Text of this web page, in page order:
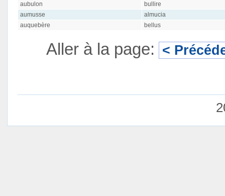
aubulon
bullire
aumusse
almucia
auquebère
bellus
Aller à la page: <